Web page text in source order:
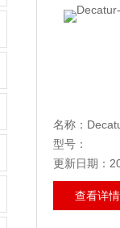
名称：
型号：
更新日期
查看详情